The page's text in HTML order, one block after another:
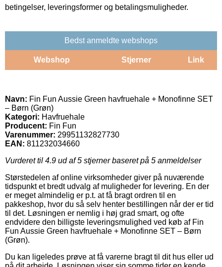
betingelser, leveringsformer og betalingsmuligheder.
Bedst anmeldte webshops
Webshop Stjerner Link
Navn: Fin Fun Aussie Green havfruehale + Monofinne SET
– Børn (Grøn)
Kategori: Havfruehale
Producent: Fin Fun
Varenummer: 29951132827730
EAN: 811232034660
Vurderet til 4.9 ud af 5 stjerner baseret på 5 anmeldelser
Størstedelen af online virksomheder giver på nuværende
tidspunkt et bredt udvalg af muligheder for levering. En der
er meget almindelig er p.t. at få bragt ordren til en
pakkeshop, hvor du så selv henter bestillingen når der er tid
til det. Løsningen er nemlig i høj grad smart, og ofte
endvidere den billigste leveringsmulighed ved køb af Fin
Fun Aussie Green havfruehale + Monofinne SET – Børn
(Grøn).
Du kan ligeledes prøve at få varerne bragt til dit hus eller ud